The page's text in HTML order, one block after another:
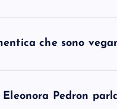
che sono
Eleonora Pedron